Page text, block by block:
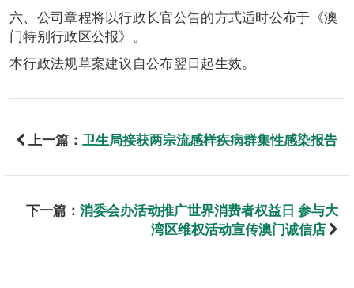
六、公司章程将以行政长官公告的方式适时公布于《澳
门特别行政区公报》。
本行政法规草案建议自公布翌日起生效。
上一篇： 卫生局接获两宗流感样疾病群集性感染报告
下一篇： 消委会办活动推广世界消费者权益日 参与大
湾区维权活动宣传澳门诚信店